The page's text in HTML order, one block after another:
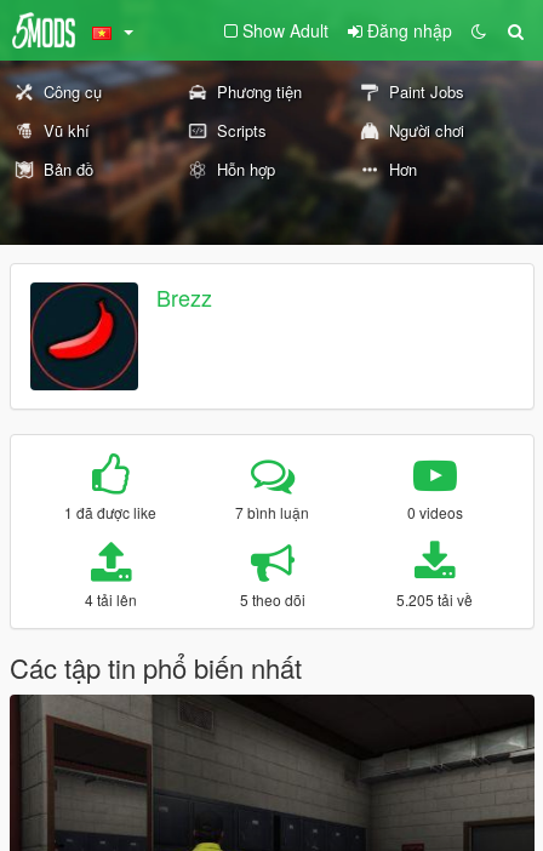
Show Adult Đăng nhập
Công cụ Phương tiện
Paint Jobs
Vũ khí
Scripts
Người chơi
Bản đồ
Hỗn hợp Hơn
Brezz
1 đã được like 7 bình luận 0 videos
4 tải lên 5 theo dõi 5.205 tải về
Các tập tin phổ biến nhất